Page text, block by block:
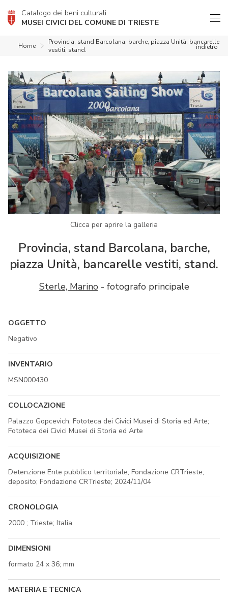
Catalogo dei beni culturali
MUSEI CIVICI DEL COMUNE DI TRIESTE
indietro
Home
Provincia, stand Barcolana, barche, piazza Unità, bancarelle
vestiti, stand.
Clicca per aprire la galleria
Provincia, stand Barcolana, barche,
piazza Unità, bancarelle vestiti, stand.
Sterle, Marino- fotografo principale
OGGETTO
Negativo
INVENTARIO
MSN000430
COLLOCAZIONE
Palazzo Gopcevich; Fototeca dei Civici Musei di Storia ed Arte;
Fototeca dei Civici Musei di Storia ed Arte
ACQUISIZIONE
Detenzione Ente pubblico territoriale; Fondazione CRTrieste;
deposito; Fondazione CRTrieste; 2024/11/04
CRONOLOGIA
2000 ; Trieste; Italia
DIMENSIONI
formato 24 x 36; mm
MATERIA E TECNICA